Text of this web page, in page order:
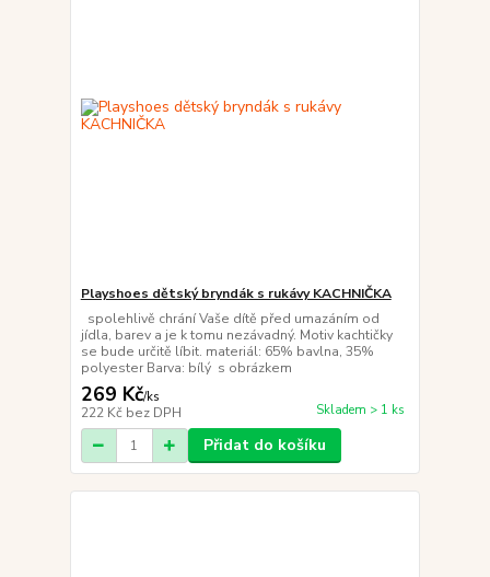
Playshoes dětský bryndák s rukávy KACHNIČKA
spolehlivě chrání Vaše dítě před umazáním od
jídla, barev a je k tomu nezávadný. Motiv kachtičky
se bude určitě líbit. materiál: 65% bavlna, 35%
polyester Barva: bílý s obrázkem
269 Kč/ks
222 Kč bez DPH Skladem > 1 ks
Přidat do košíku